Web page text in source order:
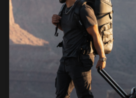
Pays-Bas (EUR €)